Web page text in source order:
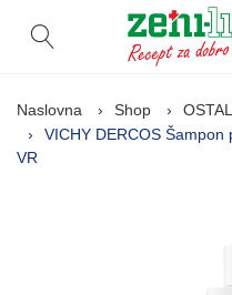
Otvori pretragu
Naslovna Shop
VICHY DERCOS
VR